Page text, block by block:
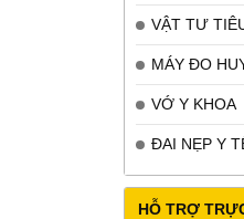
VẬT TƯ
MÁY ĐO
VỚ Y KHOA
ĐAI NẸP Y
HỖ TRỢ